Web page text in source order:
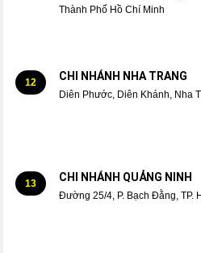
Thành Phố Hồ Chí Minh
12 CHI NHÁNH NHA TRANG
Diên Phước, Diên Khánh, Nha
13 CHI NHÁNH QUẢNG NINH
Đường 25/4, P. Bạch Đằng, TP.